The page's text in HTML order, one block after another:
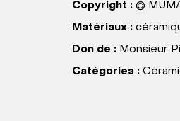
Copyright : ©
Matériaux :
Don de : Monsieur
Catégories :